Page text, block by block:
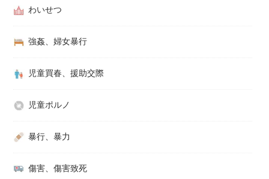
わいせつ
強姦、婦女暴行
児童買春、援助交際
児童ポルノ
暴行、暴力
傷害、傷害致死